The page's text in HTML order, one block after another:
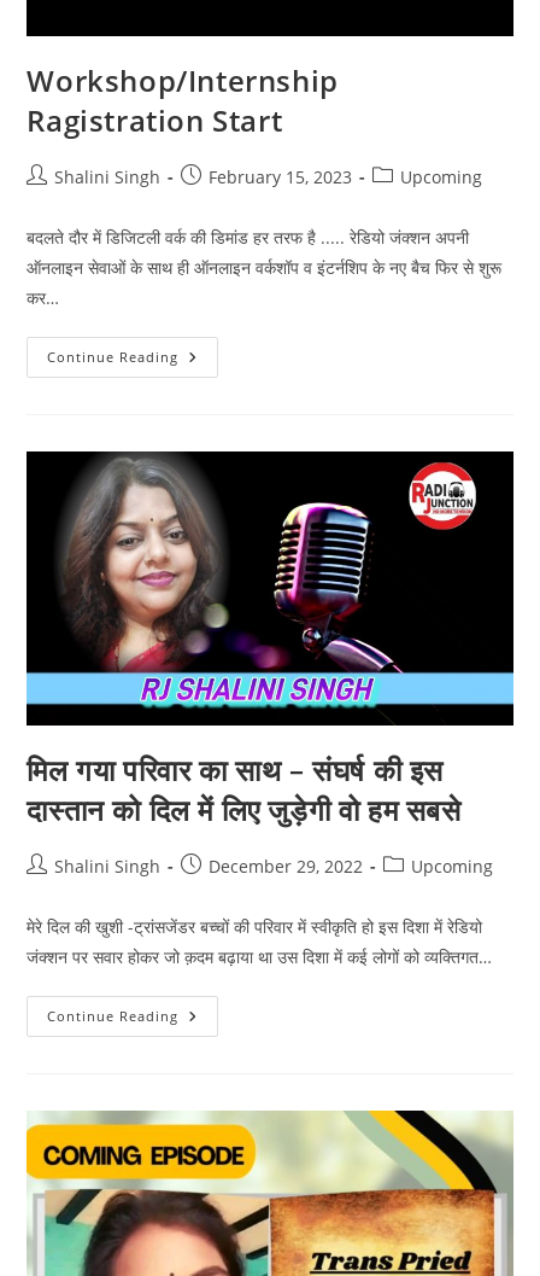
Workshop/Internship
Ragistration Start
PostShalini Singh
PostFebruary 15, 2023
PostUpcoming
बदलते दौर में डिजिटली वर्क की डिमांड हर तरफ है ..... रेडियो जंक्शन अपनी
ऑनलाइन सेवाओं के साथ ही ऑनलाइन वर्कशॉप व इंटर्नशिप के नए बैच फिर से शुरू
कर…
Continue Reading Workshop/Internship
Ragistration
मिल गया परिवार का साथ – संघर्ष की इस
दास्तान को दिल में लिए जुड़ेगी वो हम सबसे
PostShalini Singh
PostDecember 29, 2022
PostUpcoming
मेरे दिल की खुशी -ट्रांसजेंडर बच्चों की परिवार में स्वीकृति हो इस दिशा में रेडियो
जंक्शन पर सवार होकर जो क़दम बढ़ाया था उस दिशा में कई लोगों को व्यक्तिगत…
Continue Reading मिल
गया
संघर्ष
की
इस
दास्तान
को
दिल
में
लिए
जुड़ेगी
वो